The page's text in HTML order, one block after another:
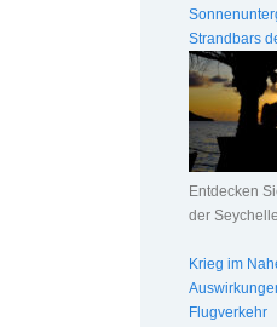
Strandbars
Entdecken
der
Krieg im
Flugverkehr